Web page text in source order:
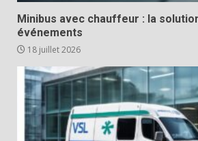
Minibus avec chauffeur : la
événements
18 juillet 2026